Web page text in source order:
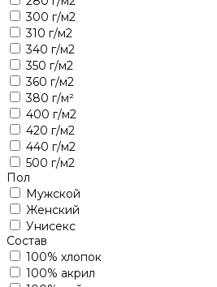
300 г/м2
310 г/м2
340 г/м2
350 г/м2
360 г/м2
380 г/м²
400 г/м2
420 г/м2
440 г/м2
500 г/м2
Пол
Мужской
Женский
Унисекс
Состав
100% хлопок
100% акрил